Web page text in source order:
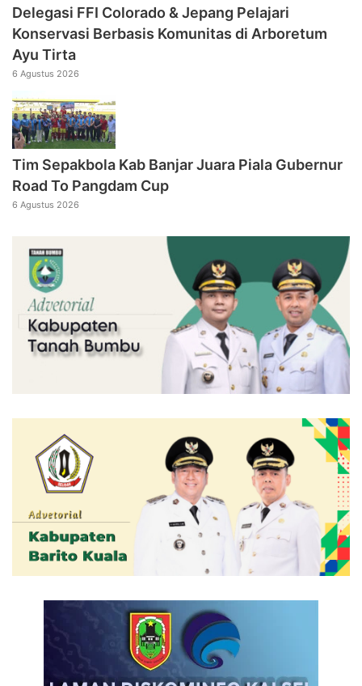
Delegasi FFI Colorado & Jepang Pelajari
Konservasi Berbasis Komunitas di Arboretum
Ayu Tirta
6 Agustus 2026
Tim Sepakbola Kab Banjar Juara Piala Gubernur
Road To Pangdam Cup
6 Agustus 2026